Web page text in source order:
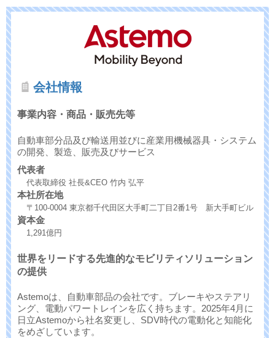
会社情報
事業内容・商品・販売先等
自動車部分品及び輸送用並びに産業用機械器具・システム
の開発、製造、販売及びサービス
代表者
代表取締役 社長&CEO 竹内 弘平
本社所在地
〒100-0004 東京都千代田区大手町二丁目2番1号 新大手町ビル
資本金
1,291億円
世界をリードする先進的なモビリティソリューション
の提供
Astemoは、自動車部品の会社です。ブレーキやステアリ
ング、電動パワートレインを広く持ちます。2025年4月に
日立Astemoから社名変更し、SDV時代の電動化と知能化
をめざしています。